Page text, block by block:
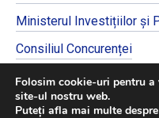
Ministerul Investițiilor și
Consiliul Concurenței
programe cofinanțate de
vă invităm să vizitați
Folosim cookie-uri pentru a
site-ul nostru web.
Puteți afla mai multe